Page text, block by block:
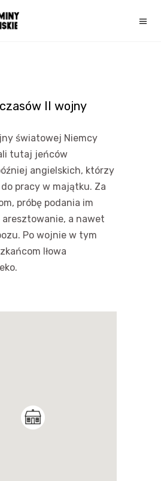
II wojny
światowej Niemcy
tutaj jeńców
angielskich, którzy
pracy w majątku. Za
próbę podania im
aresztowanie, a nawet
Po wojnie w tym
Iłowa